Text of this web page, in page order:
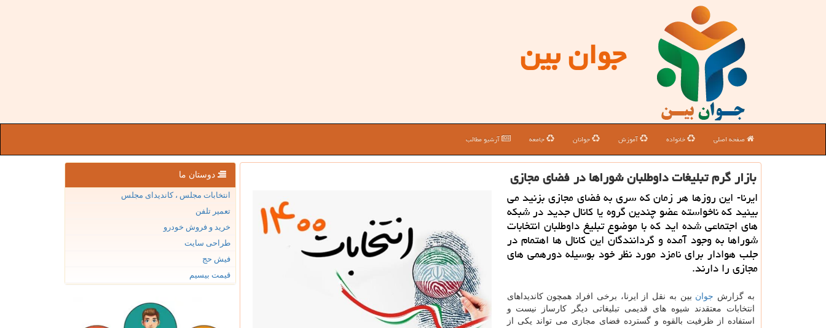
جوان بین
صفحه اصلی خانواده آموزش جوانان جامعه آرشیو مطالب
بازار گرم تبلیغات داوطلبان شوراها در فضای مجازی
ایرنا- این روزها هر زمان که سری به فضای مجازی بزنید می
بینید که ناخواسته عضو چندین گروه یا کانال جدید در شبکه
های اجتماعی شده اید که با موضوع تبلیغ داوطلبان انتخابات
شوراها به وجود آمده و گردانندگان این کانال ها اهتمام در
جلب هوادار برای نامزد مورد نظر خود بوسیله دورهمی های
مجازی را دارند.
به گزارش جوان بین به نقل از ایرنا، برخی افراد همچون کاندیداهای
انتخابات معتقدند شیوه های قدیمی تبلیغاتی دیگر کارساز نیست و
استفاده از ظرفیت بالقوه و گسترده فضای مجازی می تواند یکی از
دوستان ما
انتخابات مجلس ، کاندیدای مجلس
تعمیر تلفن
خرید و فروش خودرو
طراحی سایت
فیش حج
قیمت بیسیم